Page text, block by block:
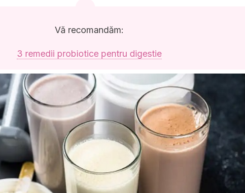
Vă recomandăm:
3 remedii probiotice pentru digestie